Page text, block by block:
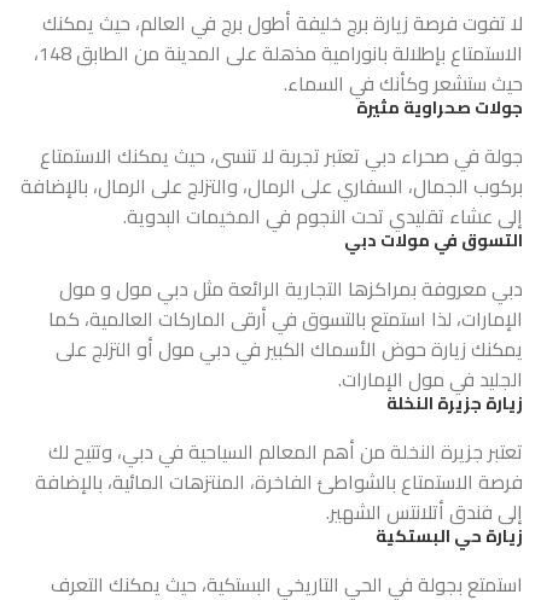
لا تفوت فرصة زيارة برج خليفة أطول برج في العالم، حيث يمكنك
الاستمتاع بإطلالة بانورامية مذهلة على المدينة من الطابق 148،
حيث ستشعر وكأنك في السماء.
جولات صحراوية مثيرة
جولة في صحراء دبي تعتبر تجربة لا تنسى، حيث يمكنك الاستمتاع
بركوب الجمال، السفاري على الرمال، والتزلج على الرمال، بالإضافة
إلى عشاء تقليدي تحت النجوم في المخيمات البدوية.
التسوق في مولات دبي
دبي معروفة بمراكزها التجارية الرائعة مثل دبي مول و مول
الإمارات، لذا استمتع بالتسوق في أرقى الماركات العالمية، كما
يمكنك زيارة حوض الأسماك الكبير في دبي مول أو التزلج على
الجليد في مول الإمارات.
زيارة جزيرة النخلة
تعتبر جزيرة النخلة من أهم المعالم السياحية في دبي، وتتيح لك
فرصة الاستمتاع بالشواطئ الفاخرة، المنتزهات المائية، بالإضافة
إلى فندق أتلانتس الشهير.
زيارة حي البستكية
استمتع بجولة في الحي التاريخي البستكية، حيث يمكنك التعرف